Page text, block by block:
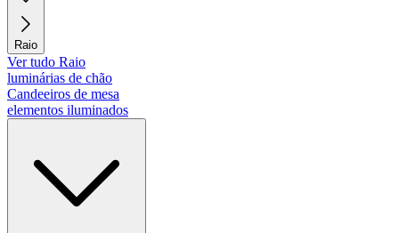
Raio
Ver tudo Raio
luminárias de chão
Candeeiros de mesa
elementos iluminados